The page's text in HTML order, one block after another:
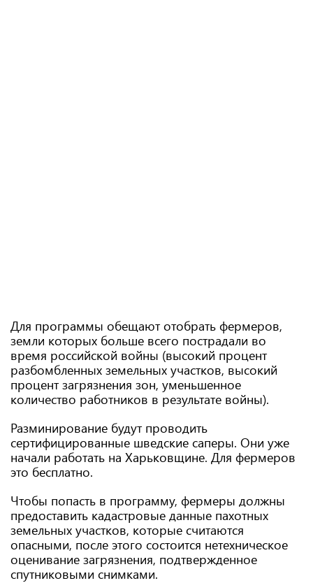
Для программы обещают отобрать фермеров,
земли которых больше всего пострадали во
время российской войны (высокий процент
разбомбленных земельных участков, высокий
процент загрязнения зон, уменьшенное
количество работников в результате войны).
Разминирование будут проводить
сертифицированные шведские саперы. Они уже
начали работать на Харьковщине. Для фермеров
это бесплатно.
Чтобы попасть в программу, фермеры должны
предоставить кадастровые данные пахотных
земельных участков, которые считаются
опасными, после этого состоится нетехническое
оценивание загрязнения, подтвержденное
спутниковыми снимками.